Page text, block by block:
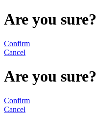
Are you sure?
Confirm
Cancel
Are you sure?
Confirm
Cancel